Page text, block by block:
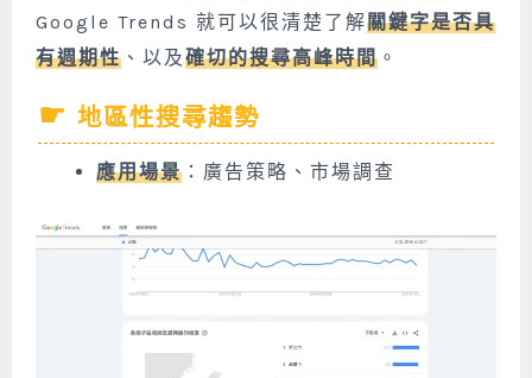
Google Trends 就可以很清楚了解關鍵字是否具
有週期性 、以及確切的搜尋高峰時間 。
地區性搜尋趨勢
應用場景 ：廣告策略、市場調查